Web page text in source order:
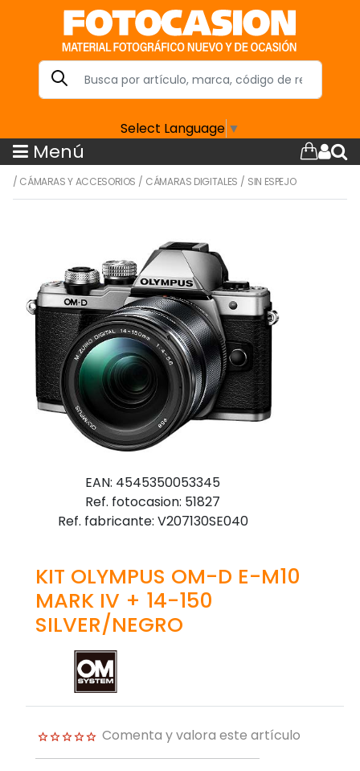
Select Language ▼
Menú
/ CÁMARAS Y ACCESORIOS / CÁMARAS DIGITALES / SIN ESPEJO
EAN: 4545350053345
Ref. fotocasion: 51827
Ref. fabricante: V207130SE040
KIT OLYMPUS OM-D E-M10
MARK IV + 14-150
SILVER/NEGRO
Comenta y valora este artículo